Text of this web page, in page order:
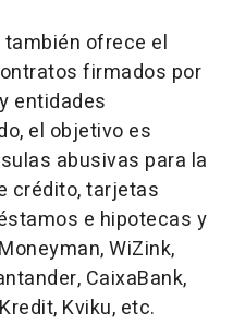
ofrece el
firmados por
entidades
el objetivo es
abusivas para la
crédito, tarjetas
e hipotecas y
WiZink,
CaixaBank,
Kviku, etc.